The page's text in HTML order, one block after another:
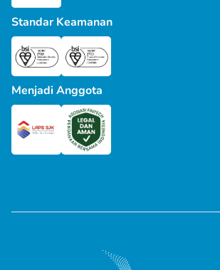
Standar Keamanan
Menjadi Anggota